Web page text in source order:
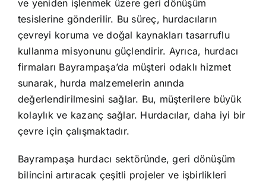
ve yeniden işlenmek üzere geri dönüşüm
tesislerine gönderilir. Bu süreç, hurdacıların
çevreyi koruma ve doğal kaynakları tasarruflu
kullanma misyonunu güçlendirir. Ayrıca, hurdacı
firmaları Bayrampaşa’da müşteri odaklı hizmet
sunarak, hurda malzemelerin anında
değerlendirilmesini sağlar. Bu, müşterilere büyük
kolaylık ve kazanç sağlar. Hurdacılar, daha iyi bir
çevre için çalışmaktadır.
Bayrampaşa hurdacı sektöründe, geri dönüşüm
bilincini artıracak çeşitli projeler ve işbirlikleri